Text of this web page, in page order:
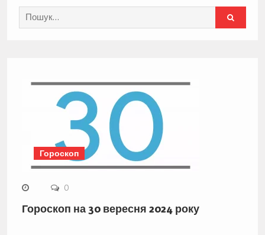
Search
for:
Гороскоп
0
Гороскоп на 30 вересня 2024 року